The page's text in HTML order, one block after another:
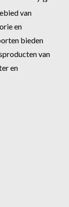
van
en
bieden
van
en